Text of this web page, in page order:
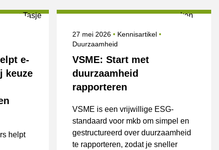
e-
keuze
helpt
VSME: Start met
duurzaamheid
rapporteren
Gepubliceerd op
27 mei 2026 Kennisartikel Onderwerpen
Duurzaamheid
VSME is een vrijwillige ESG-
standaard voor mkb om simpel en
gestructureerd over duurzaamheid
te rapporteren, zodat je sneller